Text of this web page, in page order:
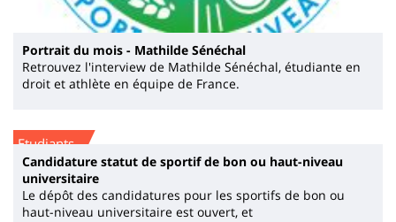
Portrait du mois - Mathilde Sénéchal
Retrouvez l'interview de Mathilde Sénéchal, étudiante en
droit et athlète en équipe de France.
Etudiants
Candidature statut de sportif de bon ou haut-niveau
universitaire
Le dépôt des candidatures pour les sportifs de bon ou
haut-niveau universitaire est ouvert, et